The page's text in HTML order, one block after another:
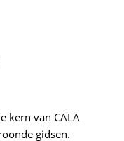
kern van CALA
gidsen.